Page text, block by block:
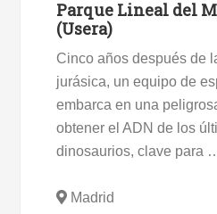
Parque Lineal del
(Usera)
Cinco años después de
jurásica, un equipo de
embarca en una
obtener el ADN de los
dinosaurios, clave para
Madrid